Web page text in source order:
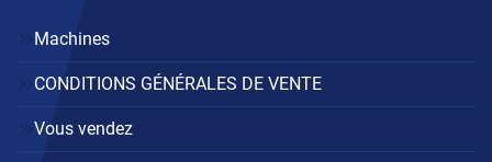
Machines
CONDITIONS GÉNÉRALES DE VENTE
Vous vendez